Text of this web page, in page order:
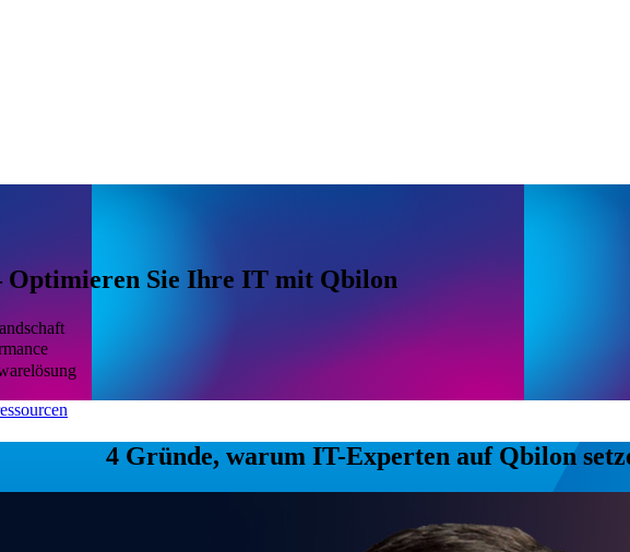
Optimieren Sie Ihre IT mit Qbilon
4 Gründe, warum IT-Experten auf Qbilon